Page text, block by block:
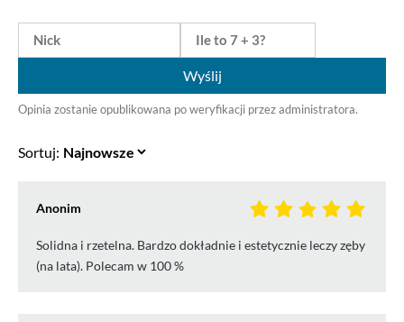
Wyślij
Opinia zostanie opublikowana po weryfikacji przez administratora.
Sortuj:
Anonim
Solidna i rzetelna. Bardzo dokładnie i estetycznie leczy zęby
(na lata). Polecam w 100 %